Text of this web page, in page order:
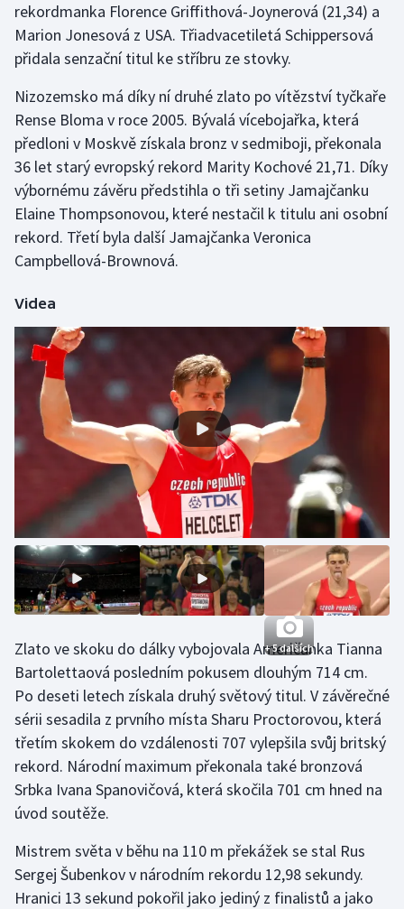
Moderní pětiboj
Motorsport
Olympijské hry
Parasport
Plavání
Plážový volejbal
Rychlobruslení
Rychlostní kanoistika
Short track
Sportovní střelba
Stolní tenis
Triatlon
Veslování
Volejbal
Ostatní
rekordmanka Florence Griffithová-Joynerová (21,34) a
Marion Jonesová z USA. Třiadvacetiletá Schippersová
přidala senzační titul ke stříbru ze stovky.
Nizozemsko má díky ní druhé zlato po vítězství tyčkaře
Rense Bloma v roce 2005. Bývalá vícebojařka, která
předloni v Moskvě získala bronz v sedmiboji, překonala
36 let starý evropský rekord Marity Kochové 21,71. Díky
výbornému závěru předstihla o tři setiny Jamajčanku
Elaine Thompsonovou, které nestačil k titulu ani osobní
rekord. Třetí byla další Jamajčanka Veronica
Campbellová-Brownová.
Videa
+ 5 dalších
Zlato ve skoku do dálky vybojovala Američanka Tianna
Bartolettaová posledním pokusem dlouhým 714 cm.
Po deseti letech získala druhý světový titul. V závěrečné
sérii sesadila z prvního místa Sharu Proctorovou, která
třetím skokem do vzdálenosti 707 vylepšila svůj britský
rekord. Národní maximum překonala také bronzová
Srbka Ivana Spanovičová, která skočila 701 cm hned na
úvod soutěže.
Mistrem světa v běhu na 110 m překážek se stal Rus
Sergej Šubenkov v národním rekordu 12,98 sekundy.
Hranici 13 sekund pokořil jako jediný z finalistů a jako